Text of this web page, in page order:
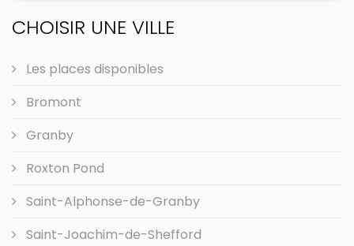
CHOISIR UNE VILLE
Les places disponibles
Bromont
Granby
Roxton Pond
Saint-Alphonse-de-Granby
Saint-Joachim-de-Shefford